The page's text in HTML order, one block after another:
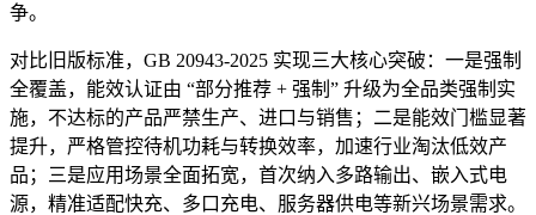
争。
对比旧版标准，GB 20943-2025 实现三大核心突破：一是强制
全覆盖，能效认证由 “部分推荐 + 强制” 升级为全品类强制实
施，不达标的产品严禁生产、进口与销售；二是能效门槛显著
提升，严格管控待机功耗与转换效率，加速行业淘汰低效产
品；三是应用场景全面拓宽，首次纳入多路输出、嵌入式电
源，精准适配快充、多口充电、服务器供电等新兴场景需求。